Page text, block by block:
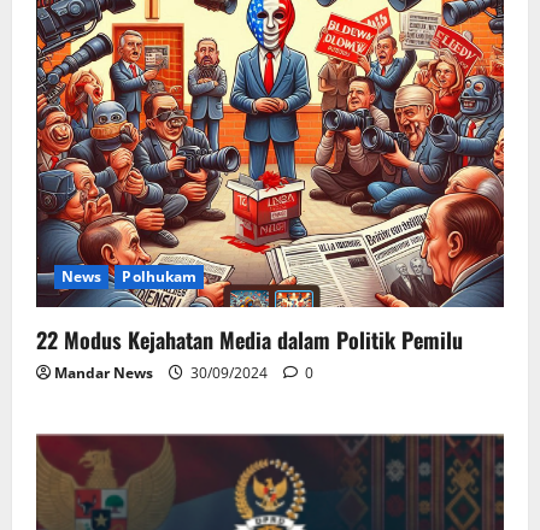
News Polhukam
22 Modus Kejahatan Media dalam Politik Pemilu
Mandar News 30/09/2024 0